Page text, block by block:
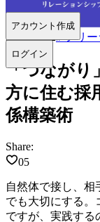
アカウント作成
ログイン
2026.07.02#フリ
「つながり
方に住む採
係構築術
Share:
05
自然体で接し、相
でも大切にする。
ですが、実践する